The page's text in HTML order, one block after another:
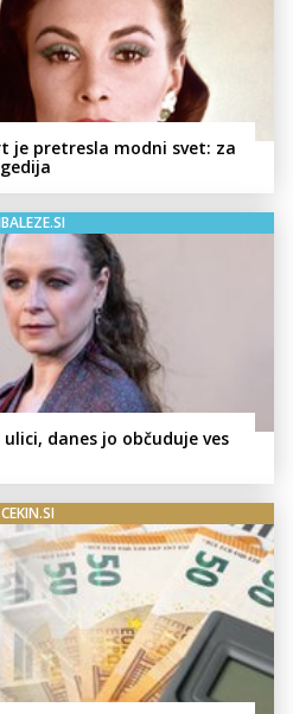
je pretresla modni svet: za
danes jo občuduje ves
CEKIN.SI